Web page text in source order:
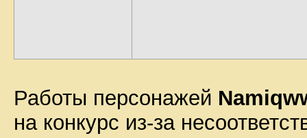
Работы персонажей
на конкурс из-за